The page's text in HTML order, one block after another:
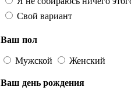
Свой вариант
Ваш пол
Мужской Женский
Ваш день рождения